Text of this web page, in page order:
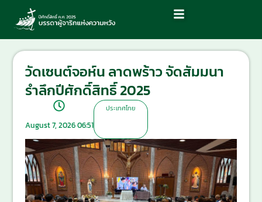
วัดเซนต์จอห์น ลาดพร้าว จัดสัมมนา
รำลึกปีศักดิ์สิทธิ์ 2025
August 7, 2026 06:51
ประเทศไทย